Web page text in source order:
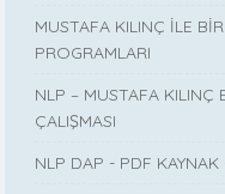
MUSTAFA KILINÇ İLE
PROGRAMLARI
NLP – MUSTAFA KILINÇ
ÇALIŞMASI
NLP DAP - PDF